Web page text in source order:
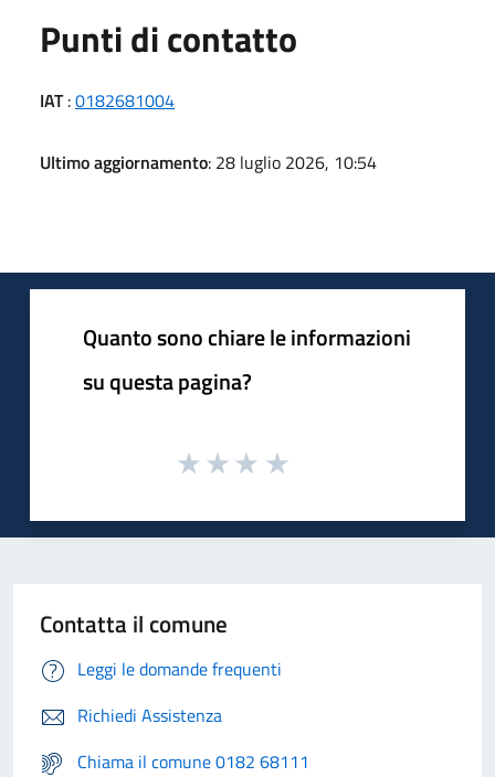
Punti di contatto
IAT:0182681004
Ultimo aggiornamento: 28 luglio 2026, 10:54
Quanto sono chiare le informazioni
su questa pagina?
Contatta il comune
Leggi le domande frequenti
Richiedi Assistenza
Chiama il comune 0182 68111